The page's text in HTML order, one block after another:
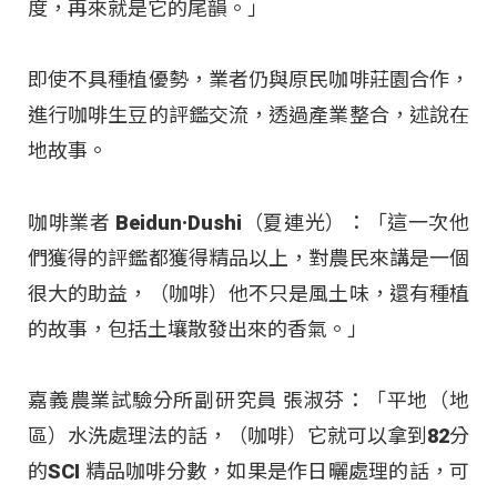
度，再來就是它的尾韻。」
即使不具種植優勢，業者仍與原民咖啡莊園合作，
進行咖啡生豆的評鑑交流，透過產業整合，述說在
地故事。
咖啡業者 Beidun·Dushi（夏連光）：「這一次他
們獲得的評鑑都獲得精品以上，對農民來講是一個
很大的助益，（咖啡）他不只是風土味，還有種植
的故事，包括土壤散發出來的香氣。」
嘉義農業試驗分所副研究員 張淑芬：「平地（地
區）水洗處理法的話，（咖啡）它就可以拿到82分
的SCI 精品咖啡分數，如果是作日曬處理的話，可